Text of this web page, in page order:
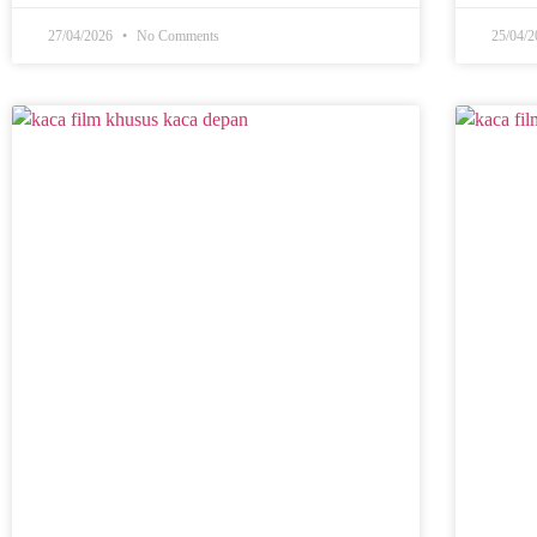
27/04/2026 No Comments 25/04/